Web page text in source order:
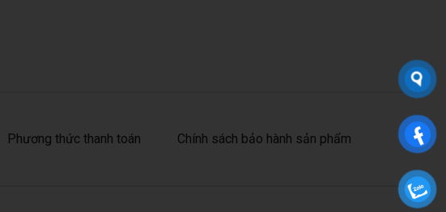
Phương thức thanh toán Chính sách bảo hành sản phẩm